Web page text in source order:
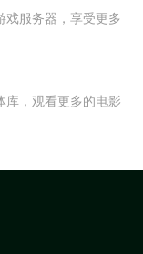
服务器，享受更多
库，观看更多的电影